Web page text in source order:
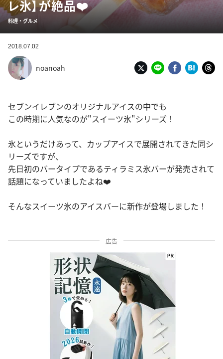
レ氷】が絶品❤️
料理・グルメ
2018.07.02
noanoah
セブンイレブンのオリジナルアイスの中でも
この時期に人気なのが"スイーツ氷"シリーズ！
氷というだけあって、カップアイスで展開されてきた同シ
リーズですが、
先日初のバータイプであるティラミス氷バーが発売されて
話題になっていましたよね❤️
そんなスイーツ氷のアイスバーに新作が登場しました！
広告